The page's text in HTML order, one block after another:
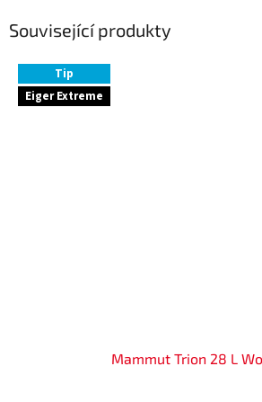
Související produkty
Tip
Eiger Extreme
Mammut Trion 28 L